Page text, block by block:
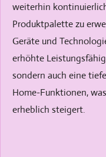
weiterhin
Produktpalette zu
Geräte und
erhöhte
sondern auch eine
Home-Funktionen,
erheblich steigert.